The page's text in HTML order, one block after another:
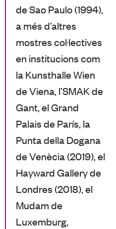
de Sao Paulo (1994),
a més d’altres
mostres col·lectives
en institucions com
la Kunsthalle Wien
de Viena, l’SMAK de
Gant, el Grand
Palais de París, la
Punta della Dogana
de Venècia (2019), el
Hayward Gallery de
Londres (2018), el
Mudam de
Luxemburg,